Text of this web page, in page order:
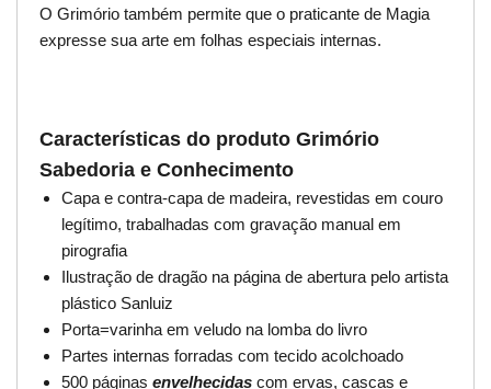
O Grimório também permite que o praticante de Magia
expresse sua arte em folhas especiais internas.
Características do produto Grimório
Sabedoria e Conhecimento
Capa e contra-capa de madeira, revestidas em couro
legítimo, trabalhadas com gravação manual em
pirografia
Ilustração de dragão na página de abertura pelo artista
plástico Sanluiz
Porta=varinha em veludo na lomba do livro
Partes internas forradas com tecido acolchoado
500 páginas envelhecidas com ervas, cascas e